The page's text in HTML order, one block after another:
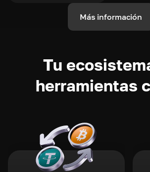
Más información
Tu
herramientas